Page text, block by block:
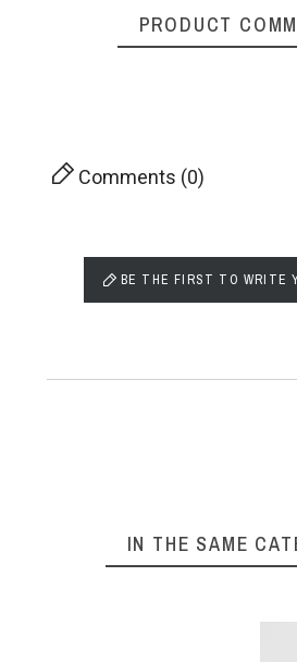
PRODUCT
Comments (0)
BE THE FIRST TO WRITE
IN THE SAME